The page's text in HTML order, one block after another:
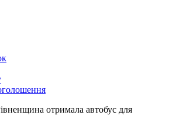
отримала автобус для